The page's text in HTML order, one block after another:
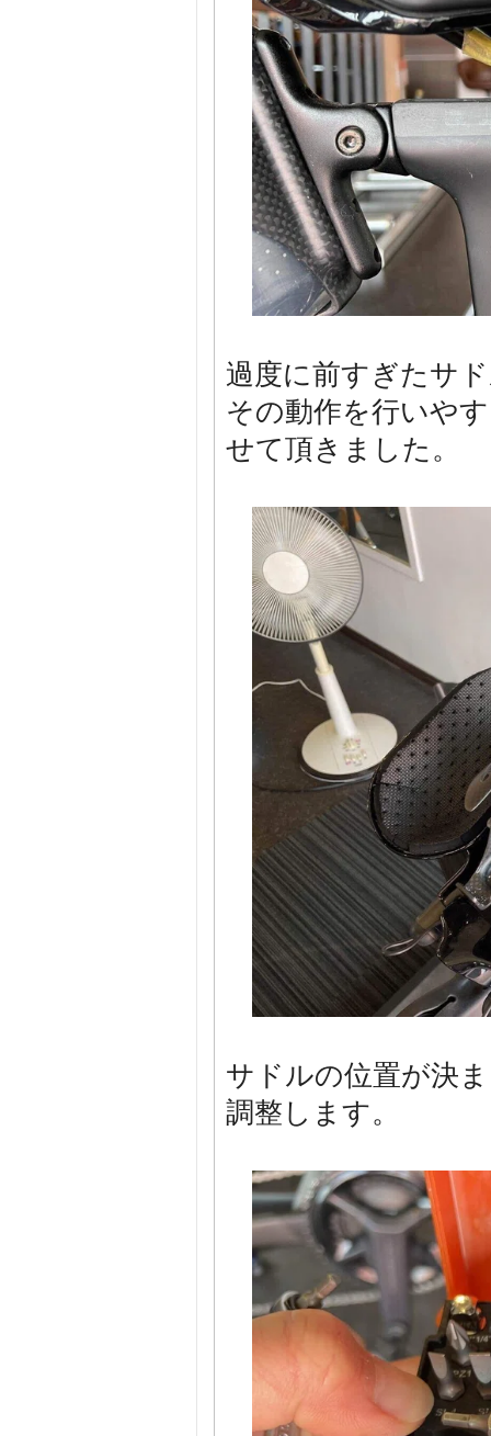
過度に前すぎたサ
その動作を行いや
せて頂きました。
サドルの位置が決
調整します。